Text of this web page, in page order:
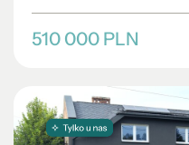
510 000 PLN